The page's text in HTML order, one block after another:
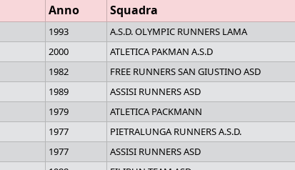
Anno Squadra
1993 A.S.D. OLYMPIC RUNNERS LAMA
2000 ATLETICA PAKMAN A.S.D
1982 FREE RUNNERS SAN GIUSTINO ASD
1989 ASSISI RUNNERS ASD
1979 ATLETICA PACKMANN
1977 PIETRALUNGA RUNNERS A.S.D.
1977 ASSISI RUNNERS ASD